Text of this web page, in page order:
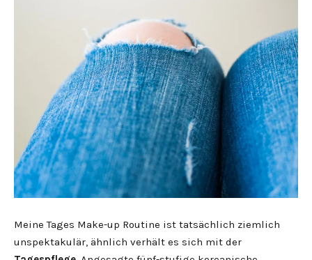
Meine Tages Make-up Routine ist tatsächlich ziemlich
unspektakulär, ähnlich verhält es sich mit der